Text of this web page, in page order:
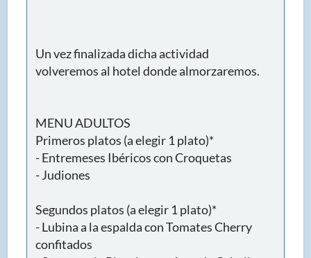
Un vez finalizada dicha actividad
volveremos al hotel donde almorzaremos.
MENU ADULTOS
Primeros platos (a elegir 1 plato)*
- Entremeses Ibéricos con Croquetas
- Judiones
Segundos platos (a elegir 1 plato)*
- Lubina a la espalda con Tomates Cherry
confitados